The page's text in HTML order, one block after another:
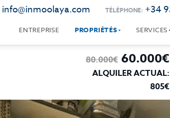
info@inmoolaya.com TÉLÉPHONE: +34
ENTREPRISE PROPRIÉTÉS SERVICES
80.000€60.000€
ALQUILER ACTUAL:
805€